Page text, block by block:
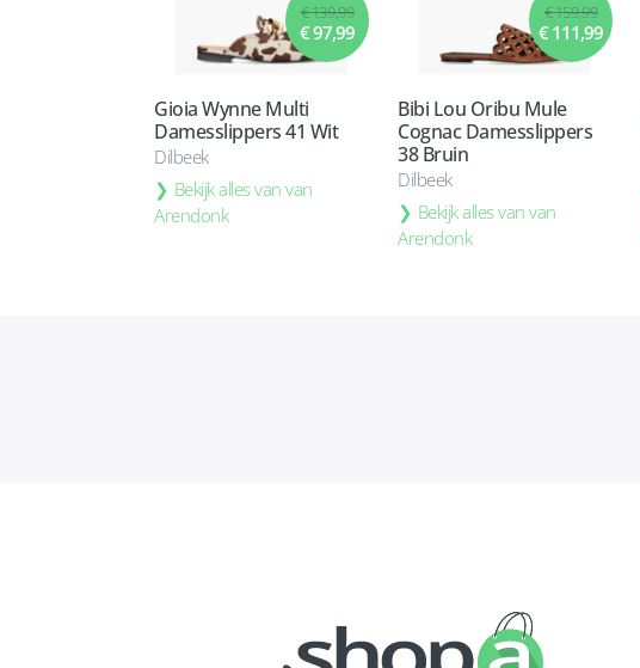
€ 139,99
€ 97,99
Gioia Wynne Multi
Damesslippers 41 Wit
Dilbeek
Bekijk alles van van
Arendonk
€ 159,99
€ 111,99
Bibi Lou Oribu Mule
Cognac Damesslippers
38 Bruin
Dilbeek
Bekijk alles van van
Arendonk